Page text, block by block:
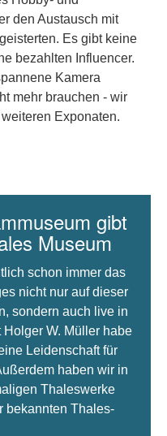
den Austausch mit
Es gibt keine
bezahlten Influencer.
Kamera
mehr brauchen - wir
Exponaten.
gibt
Museum
schon immer das
nicht nur auf dieser
sondern auch live in
W. Müller habe
Leidenschaft für
haben wir in
Thaleswerke
bekannten Thales-